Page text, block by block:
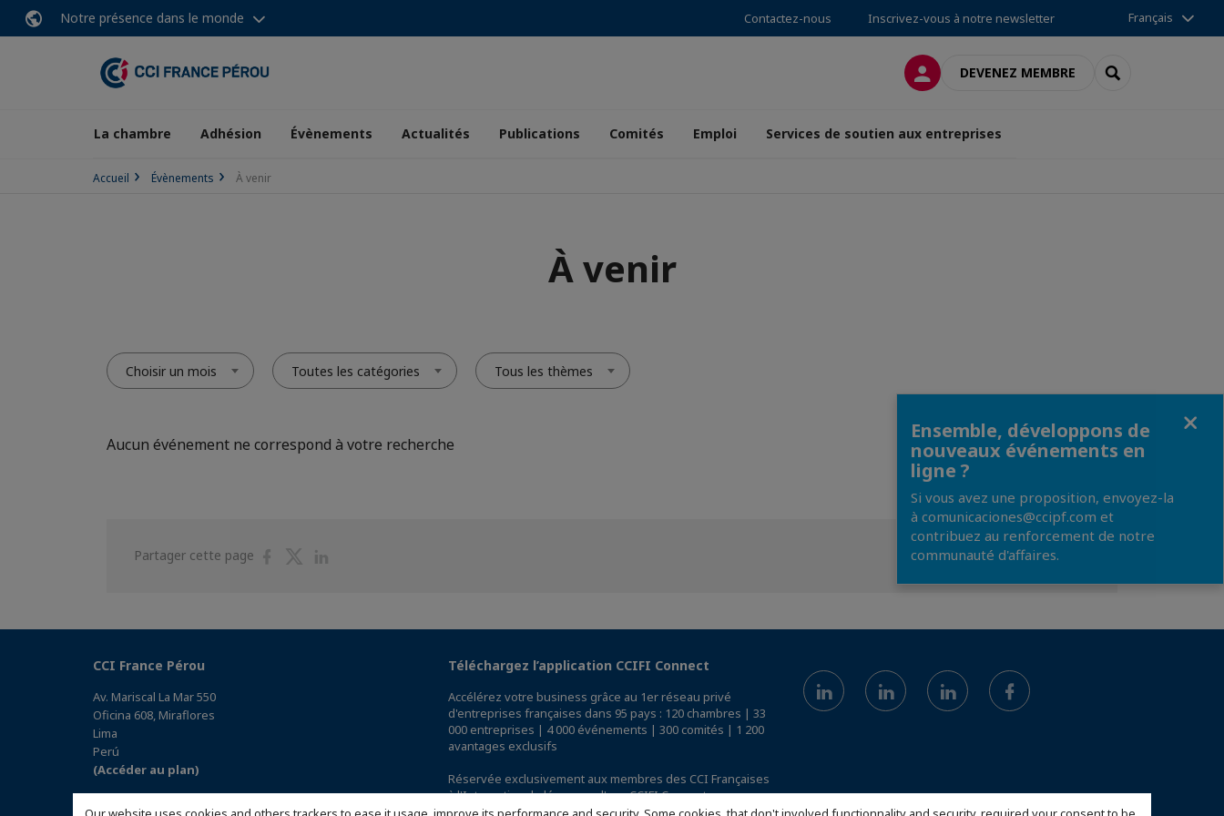
Notre présence dans le monde Contactez-nous Inscrivez-vous à notre newsletter Français
CONNEXIONDEVENEZ MEMBRE RECHERCHER
La chambre Adhésion Évènements Actualités Publications Comités Emploi Services de soutien aux entreprises
Accueil Évènements À venir
À venir
Choisir un mois Toutes les catégories Tous les thèmes
Aucun événement ne correspond à votre recherche
Ensemble, développons de
nouveaux événements en
ligne ?
Si vous avez une proposition, envoyez-la
à comunicaciones@ccipf.com et
contribuez au renforcement de notre
communauté d'affaires.
Partager cette page
PartagerPartager
CCI France Pérou
Av. Mariscal La Mar 550
Oficina 608, Miraflores
Lima
Perú
(Accéder au plan)
Téléchargez l’application CCIFI Connect
Accélérez votre business grâce au 1er réseau privé
d'entreprises françaises dans 95 pays : 120 chambres | 33
000 entreprises | 4 000 événements | 300 comités | 1 200
avantages exclusifs
Réservée exclusivement aux membres des CCI Françaises
à l'International,découvrez l'app CCIFI Connect.